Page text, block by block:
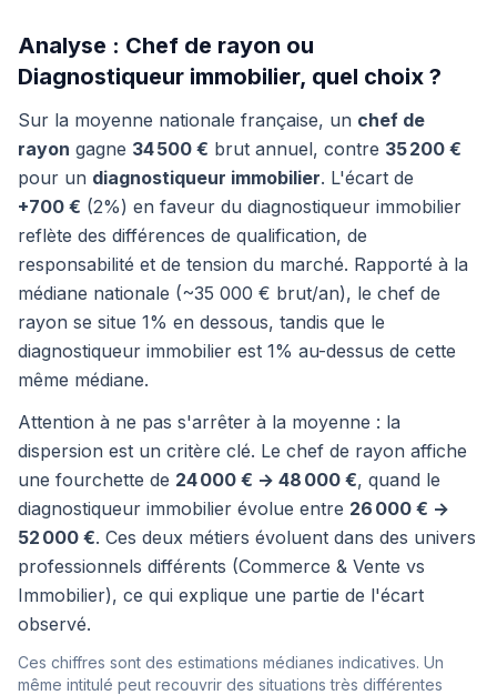
Analyse : Chef de rayon ou
Diagnostiqueur immobilier, quel choix ?
Sur la moyenne nationale française, un chef de
rayon gagne 34 500 € brut annuel, contre 35 200 €
pour un diagnostiqueur immobilier. L'écart de
+700 € (2%) en faveur du diagnostiqueur immobilier
reflète des différences de qualification, de
responsabilité et de tension du marché. Rapporté à la
médiane nationale (~35 000 € brut/an), le chef de
rayon se situe 1% en dessous, tandis que le
diagnostiqueur immobilier est 1% au-dessus de cette
même médiane.
Attention à ne pas s'arrêter à la moyenne : la
dispersion est un critère clé. Le chef de rayon affiche
une fourchette de 24 000 € → 48 000 €, quand le
diagnostiqueur immobilier évolue entre 26 000 € →
52 000 €. Ces deux métiers évoluent dans des univers
professionnels différents (Commerce & Vente vs
Immobilier), ce qui explique une partie de l'écart
observé.
Ces chiffres sont des estimations médianes indicatives. Un
même intitulé peut recouvrir des situations très différentes